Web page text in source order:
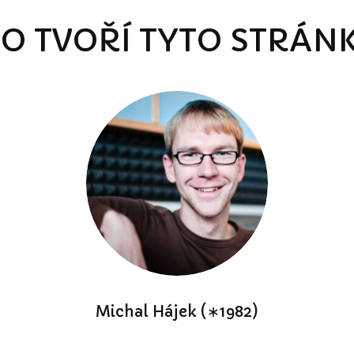
TVOŘÍ TYTO
Michal Hájek (∗1982)